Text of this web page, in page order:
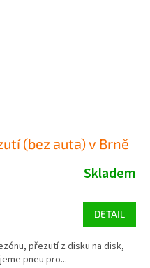
(bez auta) v Brně
Skladem
DETAIL
přezutí z disku na disk,
pneu pro...